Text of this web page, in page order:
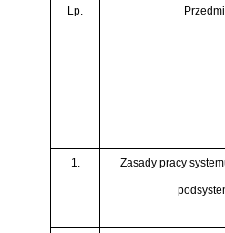
Lp.
1. Zasady pracy